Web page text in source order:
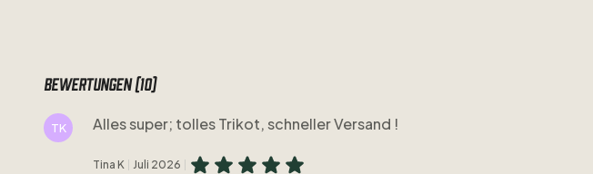
Bewertungen (10)
TK Alles super; tolles Trikot, schneller Versand !
Tina K Juli 2026